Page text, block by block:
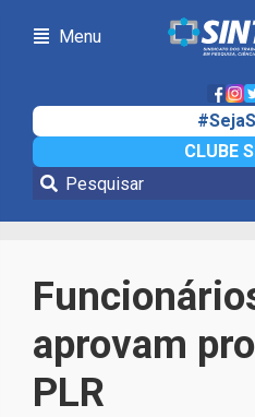
Menu
CLUBE
Notícias
aprovam
PLR